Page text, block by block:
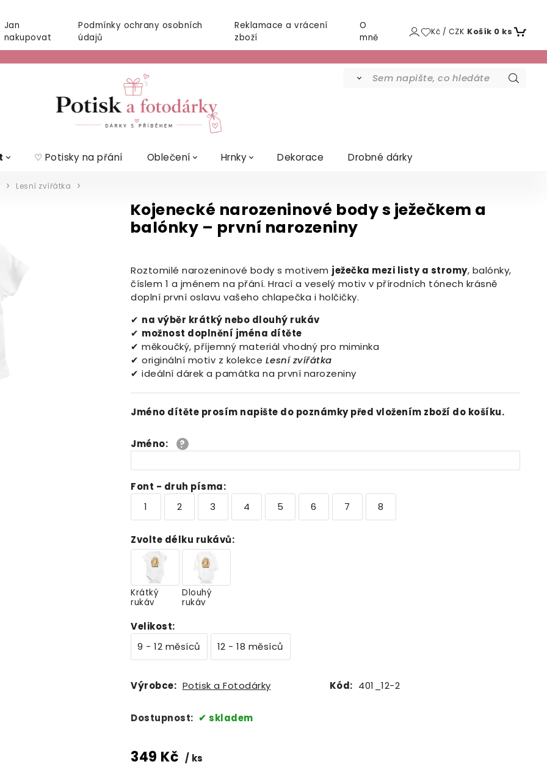
Jan
nakupovat
Podmínky ochrany osobních
údajů
Reklamace a vrácení
zboží
O
mně
Kč / CZK Košík 0 ks
♡ Potisky na přání Oblečení Hrnky Dekorace Drobné dárky
Lesní zvířátka
Kojenecké narozeninové body s ježečkem a
balónky – první narozeniny
Roztomilé narozeninové body s motivem ježečka mezi listy a stromy, balónky,
číslem 1 a jménem na přání. Hrací a veselý motiv v přírodních tónech krásně
doplní první oslavu vašeho chlapečka i holčičky.
✔ na výběr krátký nebo dlouhý rukáv
✔ možnost doplnění jména dítěte
✔ měkoučký, příjemný materiál vhodný pro miminka
✔ originální motiv z kolekce Lesní zvířátka
✔ ideální dárek a památka na první narozeniny
Jméno dítěte prosím napište do poznámky před vložením zboží do košíku.
Jméno:
Font - druh písma:
1
2 3 4 5 6 7 8
Zvolte délku rukávů:
Krátký
rukáv
Dlouhý
rukáv
Velikost:
9 - 12 měsíců
12 - 18 měsíců
Výrobce: Potisk a Fotodárky Kód: 401_12-2
Dostupnost: skladem
349 Kč ks